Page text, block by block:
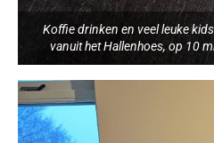
Koffie drinken en veel leuke
vanuit het Hallenhoes, op 10